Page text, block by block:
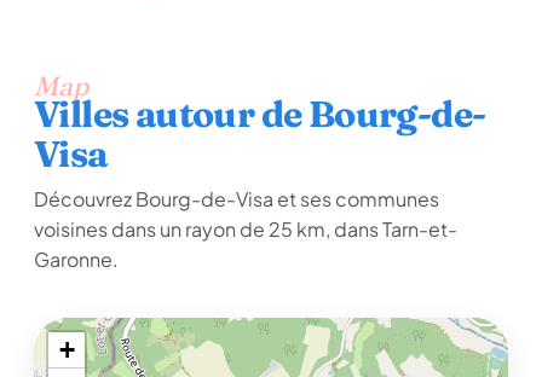
Map
Villes autour de Bourg-de-
Visa
Découvrez Bourg-de-Visa et ses communes
voisines dans un rayon de 25 km, dans Tarn-et-
Garonne.
+